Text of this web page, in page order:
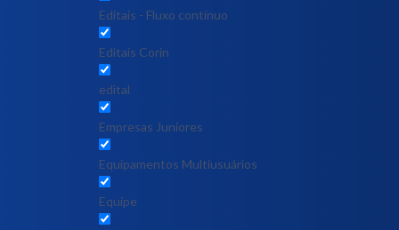
Editais - Fluxo contínuo
Editais Corin
edital
Empresas Juniores
Equipamentos Multiusuários
Equipe